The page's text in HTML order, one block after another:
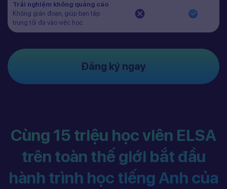
Trải nghiệm không quảng cáo
Không gián đoạn, giúp bạn tập
trung tối đa vào việc học.
Đăng ký ngay
Cùng 15 triệu học viên ELSA
trên toàn thế giới bắt đầu
hành trình học tiếng Anh của